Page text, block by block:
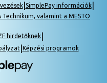
| SimplePay információk|
Technikum, valamint a MESTO
hirdetőknek|
| Képzési programok